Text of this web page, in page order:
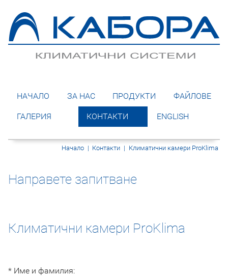
НАЧАЛО ЗА НАС ПРОДУКТИ ФАЙЛОВЕ
ГАЛЕРИЯ КОНТАКТИ ENGLISH
Начало | Контакти | Климатични камери ProKlima
Направете запитване
Климатични камери ProKlima
* Име и фамилия: